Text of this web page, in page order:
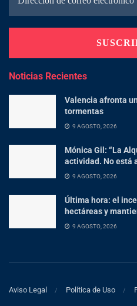
Noticias Recientes
Valencia afronta
tormentas
9 AGOSTO, 2026
Mónica Gil: “La
actividad. No está
9 AGOSTO, 2026
Última hora: el
hectáreas y
9 AGOSTO, 2026
Aviso Legal Política de Uso